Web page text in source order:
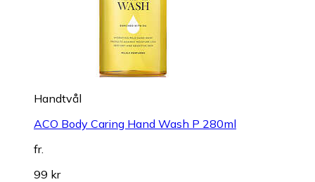
Handtvål
ACO Body Caring Hand Wash P 280ml
fr.
99 kr